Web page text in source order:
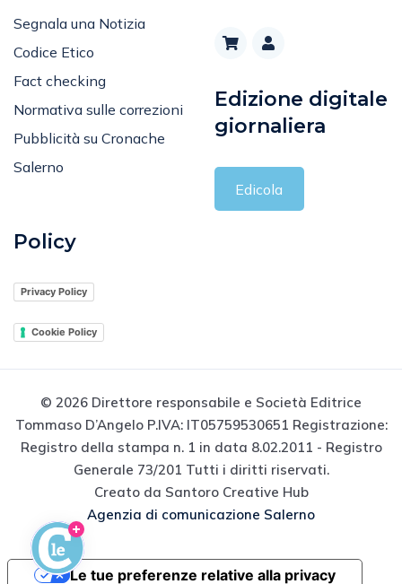
Segnala una Notizia
Codice Etico
Fact checking
Normativa sulle correzioni
Pubblicità su Cronache
Salerno
Edizione digitale
giornaliera
Edicola
Policy
Privacy Policy
Cookie Policy
© 2026 Direttore responsabile e Società Editrice
Tommaso D’Angelo P.IVA: IT05759530651 Registrazione:
Registro della stampa n. 1 in data 8.02.2011 - Registro
Generale 73/201 Tutti i diritti riservati.
Creato da Santoro Creative Hub
Agenzia di comunicazione Salerno
Le tue preferenze relative alla privacy